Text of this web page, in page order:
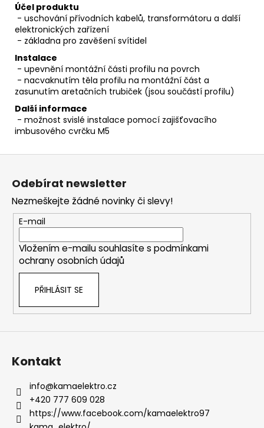
Účel produktu
- uschování přívodních kabelů, transformátoru a další
elektronických zařízení
- základna pro zavěšení svítidel
Instalace
- upevnění montážní části profilu na povrch
- nacvaknutím těla profilu na montážní část a
zasunutím aretačních trubiček (jsou součástí profilu)
Další informace
- možnost svislé instalace pomocí zajišťovacího
imbusového cvrčku M5
Z
Odebírat newsletter
Nezmeškejte žádné novinky či slevy!
E-mail
Vložením e-mailu souhlasíte s podmínkami
ochrany osobních údajů
PŘIHLÁSIT SE
Kontakt
info@kamaelektro.cz
+420 777 609 028
https://www.facebook.com/kamaelektro97